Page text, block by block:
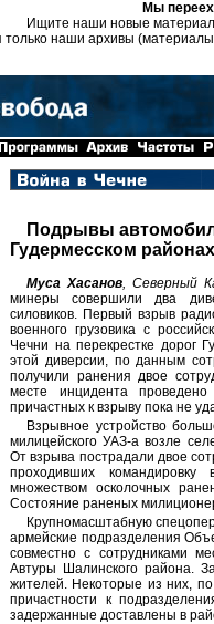
Мы
Ищите наши новые
только наши архивы
Подрывы
Гудермесском районах
Муса Хасанов, Северный
минеры совершили два
силовиков. Первый взрыв
военного грузовика с
Чечни на перекрестке дорог
этой диверсии, по данным
получили ранения двое
месте инцидента проведено
причастных к взрыву пока не
Взрывное устройство
милицейского УАЗ-а возле
От взрыва пострадали двое
проходивших
множеством осколочных
Состояние раненых
Крупномасштабную
армейские подразделения
совместно с сотрудниками
Автуры Шалинского района.
жителей. Некоторые из них,
причастности к
задержанные доставлены в